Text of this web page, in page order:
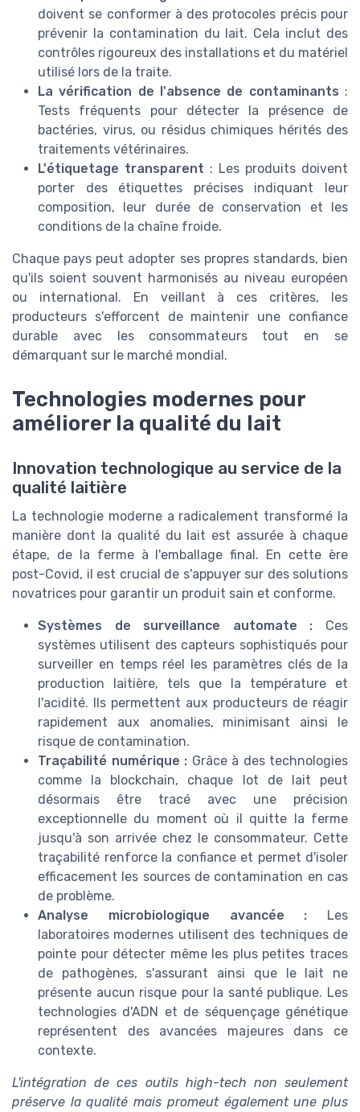
doivent se conformer à des protocoles précis pour
prévenir la contamination du lait. Cela inclut des
contrôles rigoureux des installations et du matériel
utilisé lors de la traite.
La vérification de l'absence de contaminants :
Tests fréquents pour détecter la présence de
bactéries, virus, ou résidus chimiques hérités des
traitements vétérinaires.
L'étiquetage transparent : Les produits doivent
porter des étiquettes précises indiquant leur
composition, leur durée de conservation et les
conditions de la chaîne froide.
Chaque pays peut adopter ses propres standards, bien
qu'ils soient souvent harmonisés au niveau européen
ou international. En veillant à ces critères, les
producteurs s'efforcent de maintenir une confiance
durable avec les consommateurs tout en se
démarquant sur le marché mondial.
Technologies modernes pour
améliorer la qualité du lait
Innovation technologique au service de la
qualité laitière
La technologie moderne a radicalement transformé la
manière dont la qualité du lait est assurée à chaque
étape, de la ferme à l'emballage final. En cette ère
post-Covid, il est crucial de s'appuyer sur des solutions
novatrices pour garantir un produit sain et conforme.
Systèmes de surveillance automate : Ces
systèmes utilisent des capteurs sophistiqués pour
surveiller en temps réel les paramètres clés de la
production laitière, tels que la température et
l'acidité. Ils permettent aux producteurs de réagir
rapidement aux anomalies, minimisant ainsi le
risque de contamination.
Traçabilité numérique : Grâce à des technologies
comme la blockchain, chaque lot de lait peut
désormais être tracé avec une précision
exceptionnelle du moment où il quitte la ferme
jusqu'à son arrivée chez le consommateur. Cette
traçabilité renforce la confiance et permet d'isoler
efficacement les sources de contamination en cas
de problème.
Analyse microbiologique avancée : Les
laboratoires modernes utilisent des techniques de
pointe pour détecter même les plus petites traces
de pathogènes, s'assurant ainsi que le lait ne
présente aucun risque pour la santé publique. Les
technologies d'ADN et de séquençage génétique
représentent des avancées majeures dans ce
contexte.
L'intégration de ces outils high-tech non seulement
préserve la qualité mais promeut également une plus